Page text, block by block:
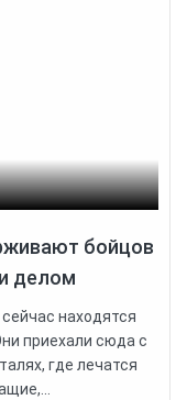
бойцов
делом
находятся
приехали сюда с
где лечатся